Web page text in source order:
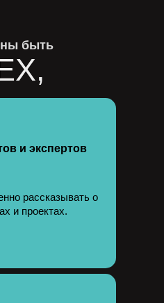
и экспертов
рассказывать о
и проектах.
быть